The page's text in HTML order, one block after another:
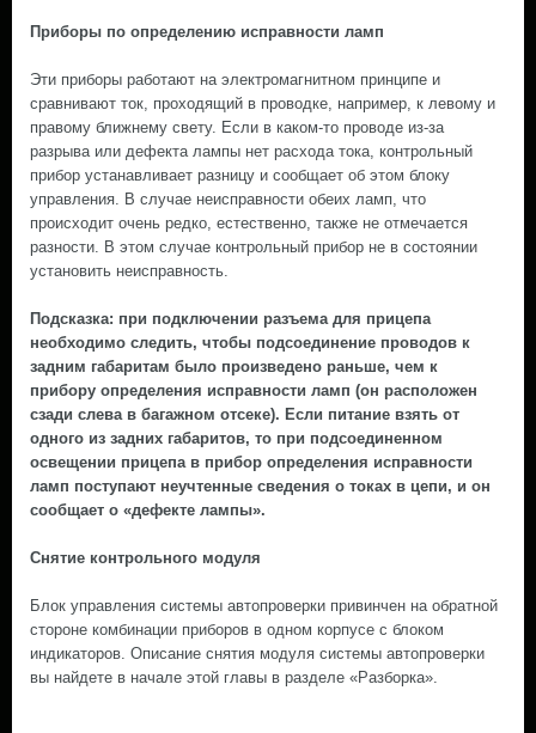
Приборы по определению исправности ламп
Эти приборы работают на электромагнитном принципе и
сравнивают ток, проходящий в проводке, например, к левому и
правому ближнему свету. Если в каком-то проводе из-за
разрыва или дефекта лампы нет расхода тока, контрольный
прибор устанавливает разницу и сообщает об этом блоку
управления. В случае неисправности обеих ламп, что
происходит очень редко, естественно, также не отмечается
разности. В этом случае контрольный прибор не в состоянии
установить неисправность.
Подсказка: при подключении разъема для прицепа
необходимо следить, чтобы подсоединение проводов к
задним габаритам было произведено раньше, чем к
прибору определения исправности ламп (он расположен
сзади слева в багажном отсеке). Если питание взять от
одного из задних габаритов, то при подсоединенном
освещении прицепа в прибор определения исправности
ламп поступают неучтенные сведения о токах в цепи, и он
сообщает о «дефекте лампы».
Снятие контрольного модуля
Блок управления системы автопроверки привинчен на обратной
стороне комбинации приборов в одном корпусе с блоком
индикаторов. Описание снятия модуля системы автопроверки
вы найдете в начале этой главы в разделе «Разборка».